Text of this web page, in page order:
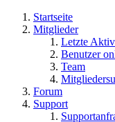
Startseite
Mitglieder
Letzte
Benutzer
Team
Forum
Support